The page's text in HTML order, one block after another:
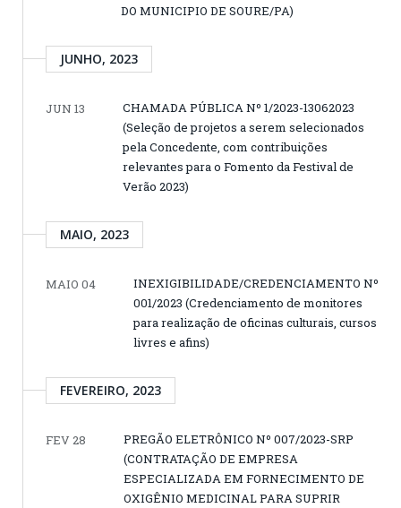
DO MUNICIPIO DE SOURE/PA)
JUNHO, 2023
JUN 13
CHAMADA PÚBLICA Nº 1/2023-13062023
(Seleção de projetos a serem selecionados
pela Concedente, com contribuições
relevantes para o Fomento da Festival de
Verão 2023)
MAIO, 2023
MAIO 04
INEXIGIBILIDADE/CREDENCIAMENTO Nº
001/2023 (Credenciamento de monitores
para realização de oficinas culturais, cursos
livres e afins)
FEVEREIRO, 2023
FEV 28
PREGÃO ELETRÔNICO Nº 007/2023-SRP
(CONTRATAÇÃO DE EMPRESA
ESPECIALIZADA EM FORNECIMENTO DE
OXIGÊNIO MEDICINAL PARA SUPRIR